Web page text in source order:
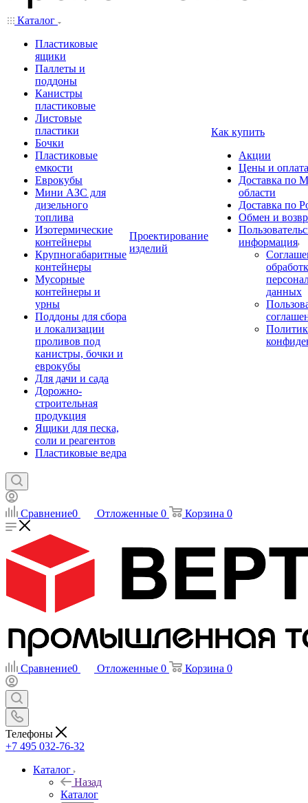
Каталог
Пластиковые
ящики
Паллеты и
поддоны
Канистры
пластиковые
Листовые
пластики
Бочки
Пластиковые
емкости
Еврокубы
Мини АЗС для
дизельного
топлива
Изотермические
контейнеры
Крупногабаритные
контейнеры
Мусорные
контейнеры и
урны
Поддоны для сбора
и локализации
проливов под
канистры, бочки и
еврокубы
Для дачи и сада
Дорожно-
строительная
продукция
Ящики для песка,
соли и реагентов
Пластиковые ведра
Проектирование
изделий
Как купить
Акции
Цены и оплата
Доставка по
области
Доставка по
Обмен и
информация
данных
Сравнение0 Отложенные 0 Корзина 0
Сравнение0 Отложенные 0 Корзина 0
Телефоны
+7 495 032-76-32
Каталог
Назад
Каталог